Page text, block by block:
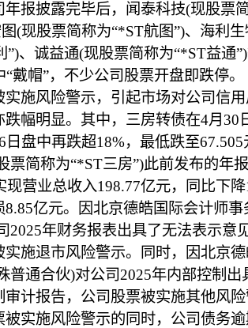
披露完毕后，闻泰科技(现股票
(现股票简称为“*ST航图”)、海利
”)、诚益通(现股票简称为“*ST益通
戴帽”，不少公司股票开盘即跌停。
风险警示，引起市场对公司信用
幅明显。其中，三房转债在4月30
日盘中再跌超18%，最低跌至67.505
简称为“*ST三房”)此前发布的年
现营业总收入198.77亿元，同比下
8.85亿元。因北京德皓国际会计师事
2025年财务报表出具了无法表示意
实施退市风险警示。同时，因北京
普通合伙)对公司2025年内部控制出
审计报告，公司股票被实施其他风
施风险警示的同时，公司债务逾